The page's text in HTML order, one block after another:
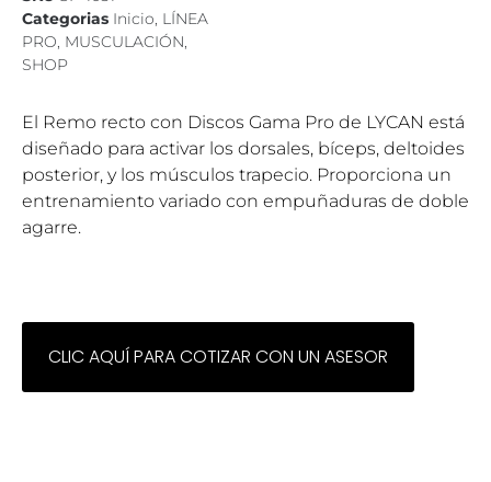
Categorias Inicio, LÍNEA
PRO, MUSCULACIÓN,
SHOP
El Remo recto con Discos Gama Pro de LYCAN está
diseñado para activar los dorsales, bíceps, deltoides
posterior, y los músculos trapecio. Proporciona un
entrenamiento variado con empuñaduras de doble
agarre.
CLIC AQUÍ PARA COTIZAR CON UN ASESOR